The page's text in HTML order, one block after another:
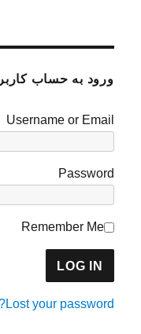
ورود به حساب
Username or Email
Password
Remember Me
Lost your password?